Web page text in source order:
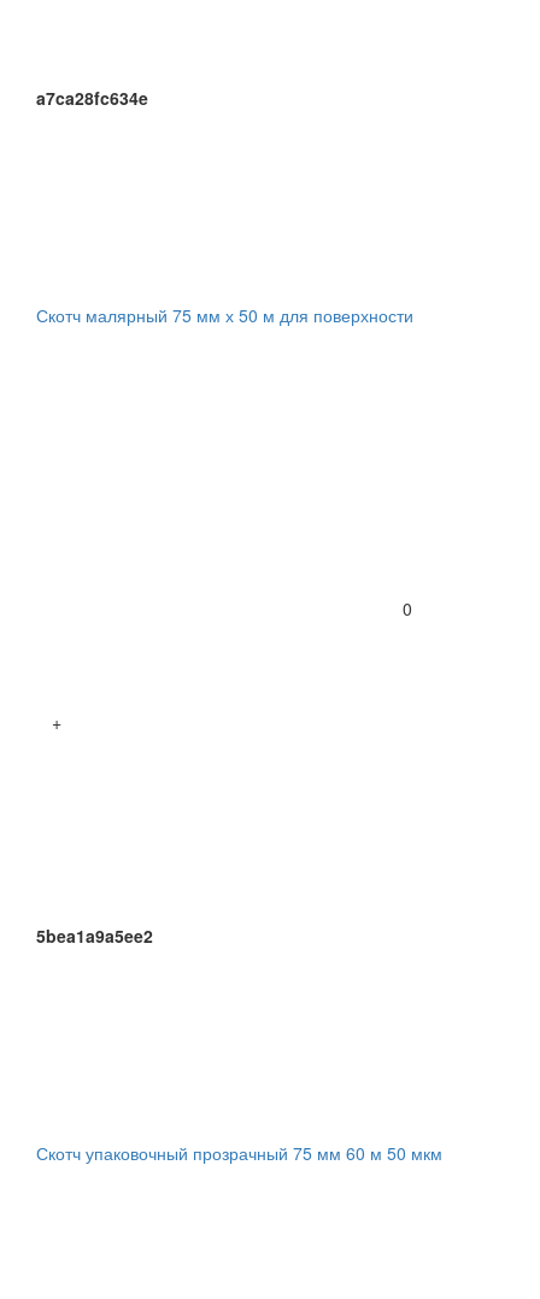
a7ca28fc634e
Скотч малярный 75 мм х 50 м для поверхности
0
+
5bea1a9a5ee2
Скотч упаковочный прозрачный 75 мм 60 м 50 мкм